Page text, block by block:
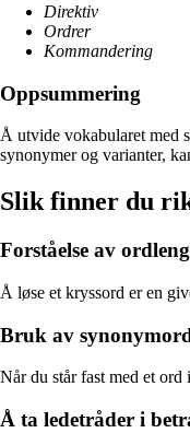
Direktiv
Ordrer
Kommandering
Oppsummering
Å utvide vokabularet med
synonymer og varianter,
Slik finner du
Forståelse av
Å løse et kryssord er en
Bruk av
Når du står fast med et
Å ta ledetråder i